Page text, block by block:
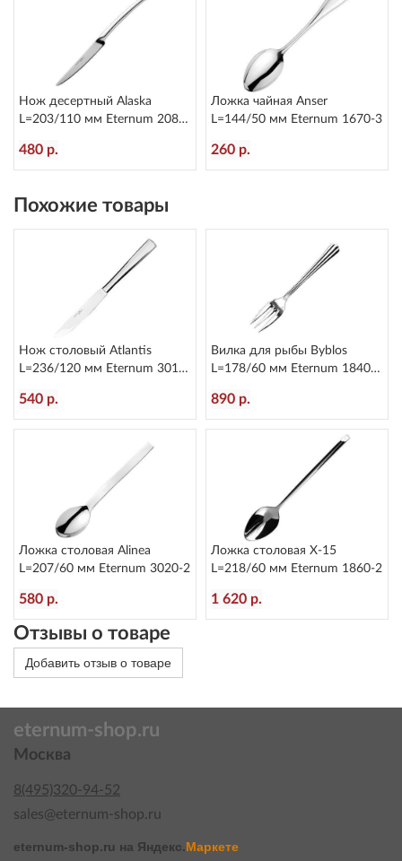
Нож десертный Alaska
L=203/110 мм Eternum 2080-
480 р.
Ложка чайная Anser
L=144/50 мм Eternum 1670-3
260 р.
Похожие товары
Нож столовый Atlantis
L=236/120 мм Eternum 3010-
540 р.
Вилка для рыбы Byblos
L=178/60 мм Eternum 1840-
890 р.
Ложка столовая Alinea
L=207/60 мм Eternum 3020-2
580 р.
Ложка столовая X-15
L=218/60 мм Eternum 1860-2
1 620 р.
Отзывы о товаре
Добавить отзыв о товаре
eternum-shop.ru
Москва
8(495)320-94-52
sales@eternum-shop.ru
eternum-shop.ru на Яндекс.Маркете